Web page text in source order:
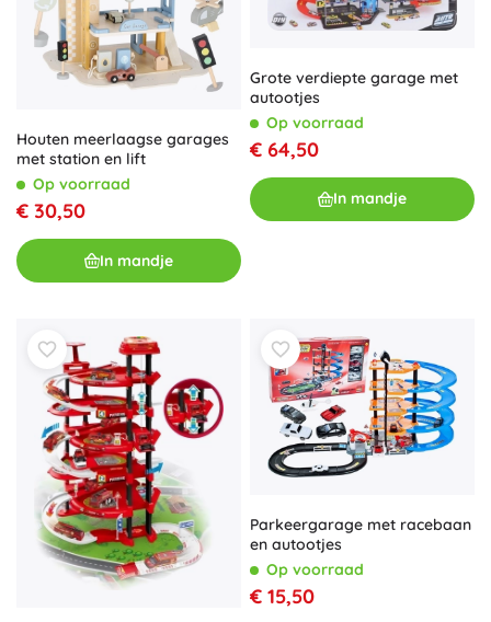
Houten meerlaagse garages
met station en lift
Op voorraad
€ 30,50
In mandje
Grote verdiepte garage met
autootjes
Op voorraad
€ 64,50
In mandje
Parkeergarage met racebaan
en autootjes
Op voorraad
€ 15,50